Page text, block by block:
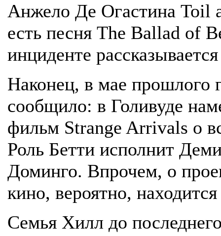
Анжело Де Огастина Toil
есть песня The Ballad of
инциденте
Наконец, в мае прошлого
сообщило: в Голивуде
фильм Strange Arrivals о
Роль Бетти исполнит
Доминго. Впрочем, о
кино, вероятно,
Семья Хилл до